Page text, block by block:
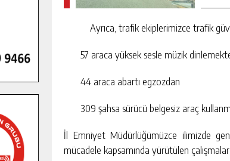
Ayrıca, trafik ekiplerimizce trafik
57 araca yüksek sesle müzik
44 araca abartı egzozdan
309 şahsa sürücü belgesiz araç
İl Emniyet Müdürlüğümüzce ilimizde
mücadele kapsamında yürütülen